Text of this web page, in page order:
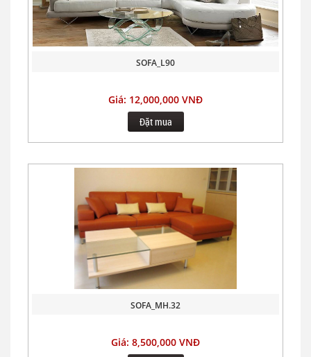
SOFA_L90
Giá: 12,000,000 VNĐ
Đặt mua
SOFA_MH.32
Giá: 8,500,000 VNĐ